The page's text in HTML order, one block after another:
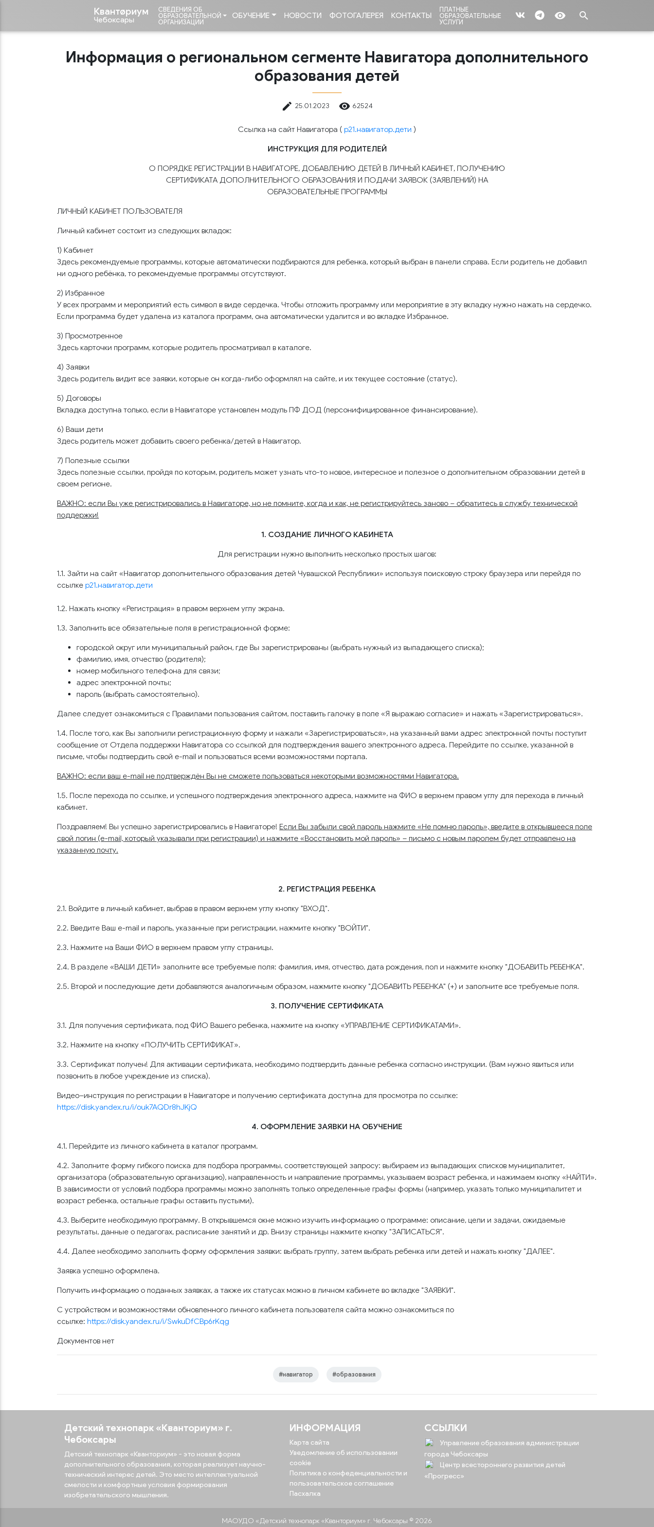
Квантøриум
Чебоксары
СВЕДЕНИЯ ОБ
ОБРАЗОВАТЕЛЬНОЙ
ОРГАНИЗАЦИИ
ОБУЧЕНИЕ НОВОСТИ ФОТОГАЛЕРЕЯ КОНТАКТЫ
ПЛАТНЫЕ
ОБРАЗОВАТЕЛЬНЫЕ
УСЛУГИ
remove_red_eye search
Информация о региональном сегменте Навигатора дополнительного
образования детей
mode_edit 25.01.2023 remove_red_eye 62524
Ссылка на сайт Навигатора ( р21.навигатор.дети )
ИНСТРУКЦИЯ ДЛЯ РОДИТЕЛЕЙ
О ПОРЯДКЕ РЕГИСТРАЦИИ В НАВИГАТОРЕ, ДОБАВЛЕНИЮ ДЕТЕЙ В ЛИЧНЫЙ КАБИНЕТ, ПОЛУЧЕНИЮ
СЕРТИФИКАТА ДОПОЛНИТЕЛЬНОГО ОБРАЗОВАНИЯ И ПОДАЧИ ЗАЯВОК (ЗАЯВЛЕНИЙ) НА
ОБРАЗОВАТЕЛЬНЫЕ ПРОГРАММЫ
ЛИЧНЫЙ КАБИНЕТ ПОЛЬЗОВАТЕЛЯ
Личный кабинет состоит из следующих вкладок:
1) Кабинет
Здесь рекомендуемые программы, которые автоматически подбираются для ребенка, который выбран в панели справа. Если родитель не добавил
ни одного ребёнка, то рекомендуемые программы отсутствуют.
2) Избранное
У всех программ и мероприятий есть символ в виде сердечка. Чтобы отложить программу или мероприятие в эту вкладку нужно нажать на сердечко.
Если программа будет удалена из каталога программ, она автоматически удалится и во вкладке Избранное.
3) Просмотренное
Здесь карточки программ, которые родитель просматривал в каталоге.
4) Заявки
Здесь родитель видит все заявки, которые он когда-либо оформлял на сайте, и их текущее состояние (статус).
5) Договоры
Вкладка доступна только, если в Навигаторе установлен модуль ПФ ДОД (персонифицированное финансирование).
6) Ваши дети
Здесь родитель может добавить своего ребенка/детей в Навигатор.
7) Полезные ссылки
Здесь полезные ссылки, пройдя по которым, родитель может узнать что-то новое, интересное и полезное о дополнительном образовании детей в
своем регионе.
ВАЖНО: если Вы уже регистрировались в Навигаторе, но не помните, когда и как, не регистрируйтесь заново – обратитесь в службу технической
поддержки!
1. СОЗДАНИЕ ЛИЧНОГО КАБИНЕТА
Для регистрации нужно выполнить несколько простых шагов:
1.1. Зайти на сайт «Навигатор дополнительного образования детей Чувашской Республики» используя поисковую строку браузера или перейдя по
ссылке р21.навигатор.дети
1.2. Нажать кнопку «Регистрация» в правом верхнем углу экрана.
1.3. Заполнить все обязательные поля в регистрационной форме:
городской округ или муниципальный район, где Вы зарегистрированы (выбрать нужный из выпадающего списка);
фамилию, имя, отчество (родителя);
номер мобильного телефона для связи;
адрес электронной почты;
пароль (выбрать самостоятельно).
Далее следует ознакомиться с Правилами пользования сайтом, поставить галочку в поле «Я выражаю согласие» и нажать «Зарегистрироваться».
1.4. После того, как Вы заполнили регистрационную форму и нажали «Зарегистрироваться», на указанный вами адрес электронной почты поступит
сообщение от Отдела поддержки Навигатора со ссылкой для подтверждения вашего электронного адреса. Перейдите по ссылке, указанной в
письме, чтобы подтвердить свой e-mail и пользоваться всеми возможностями портала.
ВАЖНО: если ваш e-mail не подтверждён Вы не сможете пользоваться некоторыми возможностями Навигатора.
1.5. После перехода по ссылке, и успешного подтверждения электронного адреса, нажмите на ФИО в верхнем правом углу для перехода в личный
кабинет.
Поздравляем! Вы успешно зарегистрировались в Навигаторе! Если Вы забыли свой пароль нажмите «Не помню пароль», введите в открывшееся поле
свой логин (e-mail, который указывали при регистрации) и нажмите «Восстановить мой пароль» – письмо с новым паролем будет отправлено на
указанную почту.
2. РЕГИСТРАЦИЯ РЕБЕНКА
2.1. Войдите в личный кабинет, выбрав в правом верхнем углу кнопку "ВХОД".
2.2. Введите Ваш e-mail и пароль, указанные при регистрации, нажмите кнопку "ВОЙТИ".
2.3. Нажмите на Ваши ФИО в верхнем правом углу страницы.
2.4. В разделе «ВАШИ ДЕТИ» заполните все требуемые поля: фамилия, имя, отчество, дата рождения, пол и нажмите кнопку "ДОБАВИТЬ РЕБЕНКА".
2.5. Второй и последующие дети добавляются аналогичным образом, нажмите кнопку "ДОБАВИТЬ РЕБЕНКА" (+) и заполните все требуемые поля.
3. ПОЛУЧЕНИЕ СЕРТИФИКАТА
3.1. Для получения сертификата, под ФИО Вашего ребенка, нажмите на кнопку «УПРАВЛЕНИЕ СЕРТИФИКАТАМИ».
3.2. Нажмите на кнопку «ПОЛУЧИТЬ СЕРТИФИКАТ».
3.3. Сертификат получен! Для активации сертификата, необходимо подтвердить данные ребенка согласно инструкции. (Вам нужно явиться или
позвонить в любое учреждение из списка).
Видео–инструкция по регистрации в Навигаторе и получению сертификата доступна для просмотра по ссылке:
https://disk.yandex.ru/i/ouk7AQDr8hJKjQ
4. ОФОРМЛЕНИЕ ЗАЯВКИ НА ОБУЧЕНИЕ
4.1. Перейдите из личного кабинета в каталог программ.
4.2. Заполните форму гибкого поиска для подбора программы, соответствующей запросу: выбираем из выпадающих списков муниципалитет,
организатора (образовательную организацию), направленность и направление программы, указываем возраст ребенка, и нажимаем кнопку «НАЙТИ».
В зависимости от условий подбора программы можно заполнять только определенные графы формы (например, указать только муниципалитет и
возраст ребенка, остальные графы оставить пустыми).
4.3. Выберите необходимую программу. В открывшемся окне можно изучить информацию о программе: описание, цели и задачи, ожидаемые
результаты, данные о педагогах, расписание занятий и др. Внизу страницы нажмите кнопку "ЗАПИСАТЬСЯ".
4.4. Далее необходимо заполнить форму оформления заявки: выбрать группу, затем выбрать ребенка или детей и нажать кнопку "ДАЛЕЕ".
Заявка успешно оформлена.
Получить информацию о поданных заявках, а также их статусах можно в личном кабинете во вкладке "ЗАЯВКИ".
С устройством и возможностями обновленного личного кабинета пользователя сайта можно ознакомиться по
ссылке: https://disk.yandex.ru/i/SwkuDfCBp6rKqg
Документов нет
#навигатор #образования
Детский технопарк «‎Кванториум»‎ г.
Чебоксары
Детский технопарк «Кванториум» - это новая форма
дополнительного образования, которая реализует научно-
технический интерес детей. Это место интеллектуальной
смелости и комфортные условия формирования
изобретательского мышления.
ИНФОРМАЦИЯ
Карта сайта
Уведомление об использовании
cookie
Политика о конфеденциальности и
пользовательское соглашение
Пасхалка
ССЫЛКИ
Управление образования администрации
города Чебоксары
Центр всестороннего развития детей
«Прогресс»
МАОУДО «Детский технопарк «‎Кванториум»‎ г. Чебоксары © 2026